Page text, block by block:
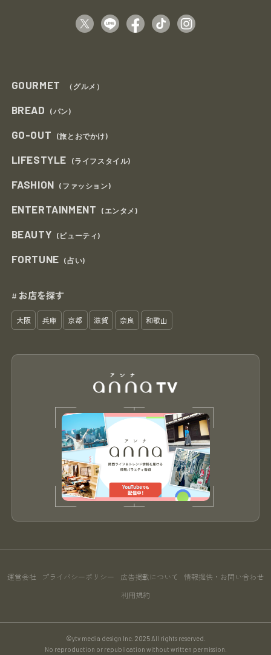
GOURMET （グルメ）
BREAD (パン)
GO-OUT (旅とおでかけ)
LIFESTYLE (ライフスタイル)
FASHION (ファッション)
ENTERTAINMENT (エンタメ)
BEAUTY (ビューティ)
FORTUNE (占い)
# お店を探す
大阪 兵庫 京都 滋賀 奈良 和歌山
運営会社 プライバシーポリシー 広告掲載について 情報提供・お問い合わせ
利用規約
©ytv media design Inc. 2025 All rights reserved.
No reproduction or republication without written permission.